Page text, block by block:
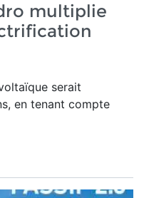
multiplie
serait
en tenant compte